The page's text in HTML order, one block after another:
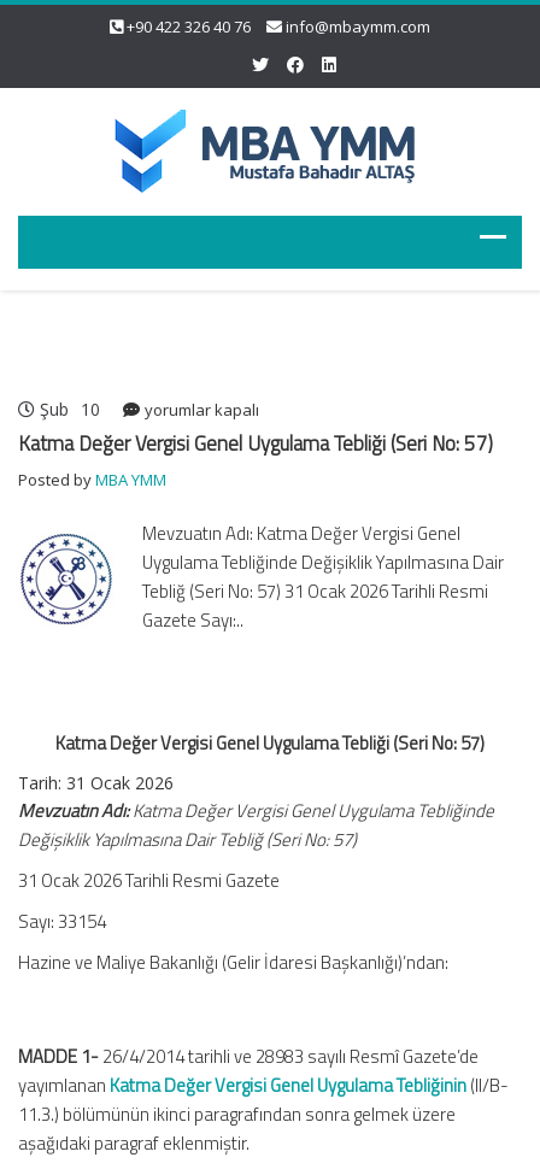
+90 422 326 40 76 info@mbaymm.com
Şub 10
Katma
Değer
Vergisi
Genel
Tebliği
(Seri
No:
57)
yorumlar kapalı
Katma Değer Vergisi Genel Uygulama Tebliği (Seri No: 57)
Posted byMBA YMM
Mevzuatın Adı: Katma Değer Vergisi Genel
Uygulama Tebliğinde Değişiklik Yapılmasına Dair
Tebliğ (Seri No: 57) 31 Ocak 2026 Tarihli Resmi
Gazete Sayı:..
Katma Değer Vergisi Genel Uygulama Tebliği (Seri No: 57)
Tarih: 31 Ocak 2026
Mevzuatın Adı:Katma Değer Vergisi Genel Uygulama Tebliğinde
Değişiklik Yapılmasına Dair Tebliğ (Seri No: 57)
31 Ocak 2026 Tarihli Resmi Gazete
Sayı: 33154
Hazine ve Maliye Bakanlığı (Gelir İdaresi Başkanlığı)’ndan:
MADDE 1-26/4/2014 tarihli ve 28983 sayılı Resmî Gazete’de
yayımlanan Katma Değer Vergisi Genel Uygulama Tebliğinin(II/B-
11.3.) bölümünün ikinci paragrafından sonra gelmek üzere
aşağıdaki paragraf eklenmiştir.